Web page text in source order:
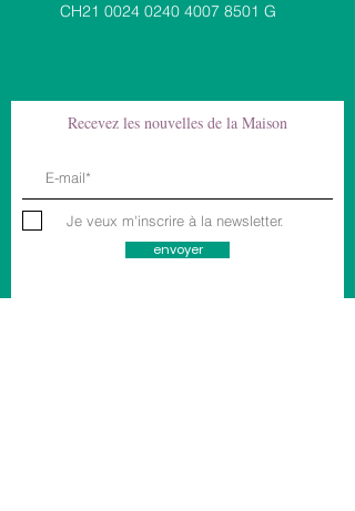
CH21 0024 0240 4007 8501 G
Recevez les nouvelles de la Maison
Je veux m'inscrire à la newsletter.
envoyer